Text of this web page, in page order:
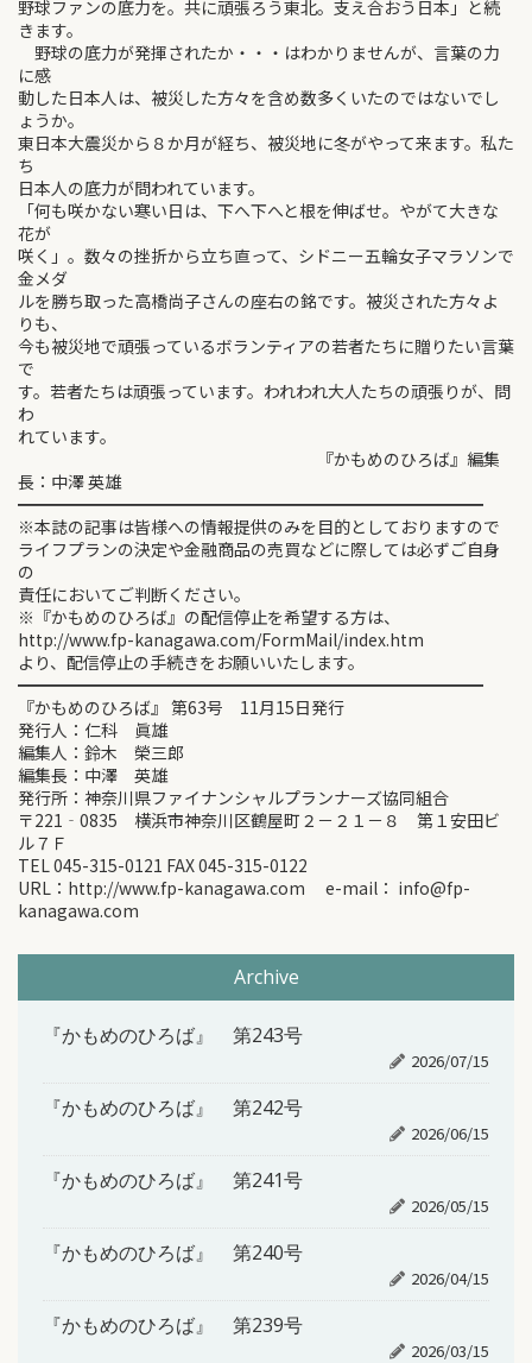
野球ファンの底力を。共に頑張ろう東北。支え合おう日本」と続
きます。
野球の底力が発揮されたか・・・はわかりませんが、言葉の力
に感
動した日本人は、被災した方々を含め数多くいたのではないでし
ょうか。
東日本大震災から８か月が経ち、被災地に冬がやって来ます。私た
ち
日本人の底力が問われています。
「何も咲かない寒い日は、下へ下へと根を伸ばせ。やがて大きな
花が
咲く」。数々の挫折から立ち直って、シドニー五輪女子マラソンで
金メダ
ルを勝ち取った高橋尚子さんの座右の銘です。被災された方々よ
りも、
今も被災地で頑張っているボランティアの若者たちに贈りたい言葉
で
す。若者たちは頑張っています。われわれ大人たちの頑張りが、問
わ
れています。
『かもめのひろば』編集
長：中澤 英雄
━━━━━━━━━━━━━━━━━━━━━━━━━━━━
※本誌の記事は皆様への情報提供のみを目的としておりますので
ライフプランの決定や金融商品の売買などに際しては必ずご自身
の
責任においてご判断ください。
※『かもめのひろば』の配信停止を希望する方は、
http://www.fp-kanagawa.com/FormMail/index.htm
より、配信停止の手続きをお願いいたします。
━━━━━━━━━━━━━━━━━━━━━━━━━━━━
『かもめのひろば』 第63号 11月15日発行
発行人：仁科 眞雄
編集人：鈴木 榮三郎
編集長：中澤 英雄
発行所：神奈川県ファイナンシャルプランナーズ協同組合
〒221‐0835 横浜市神奈川区鶴屋町２－２１－８ 第１安田ビ
ル７Ｆ
TEL 045-315-0121 FAX 045-315-0122
URL：http://www.fp-kanagawa.com e-mail： info@fp-
kanagawa.com
Archive
『かもめのひろば』 第243号
2026/07/15
『かもめのひろば』 第242号
2026/06/15
『かもめのひろば』 第241号
2026/05/15
『かもめのひろば』 第240号
2026/04/15
『かもめのひろば』 第239号
2026/03/15